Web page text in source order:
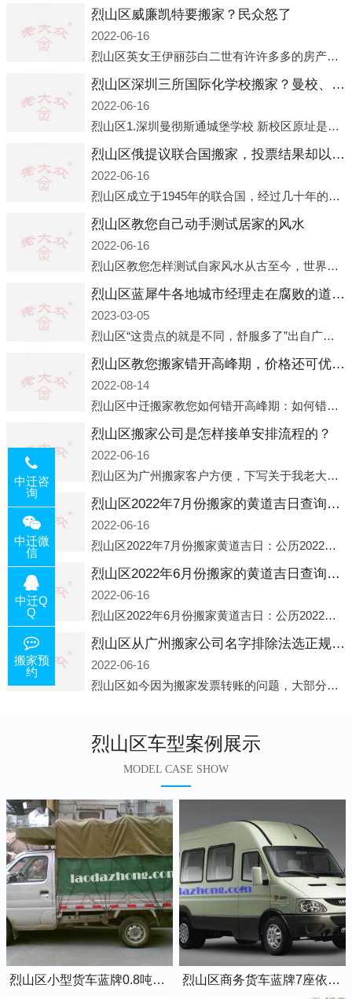
烈山区威廉凯特要搬家？民众怒了
2022-06-16
烈山区英女王伊丽莎白二世有许许多多的房产，遍布英国各地。而作为英女王的亲孙子、未来的英国国王，威廉王子自然也能享受到女王的房产。目前，威廉凯特以及三个孩子有两个经常居住的地点，一处是位于伦敦的肯辛顿宫，一处
烈山区深圳三所国际化学校搬家？曼校、QSI、南山中英文搬走了
2022-06-16
烈山区1.深圳曼彻斯通城堡学校 新校区原址是蛇口国际据悉，此次曼彻斯通城堡学校搬迁到蛇口新校区的开办与蛇口外籍人员子女学校（蛇口国际）有很大的关联。2021年，太子湾实验部就宣布在2022年正式并入蛇口外籍
烈山区俄提议联合国搬家，投票结果却以惨败收场
2022-06-16
烈山区成立于1945年的联合国，经过几十年的发展，如今拥有193个成员国。拥有如此众多会员国的联合国，可以说是世界上最具代表性的国际组织，也是世界上分量最重、有着较高话语权的国际组织。但以美国为首的西方国家
烈山区教您自己动手测试居家的风水
2022-06-16
烈山区教您怎样测试自家风水从古至今，世界各地的人们都在研究人在乾坤中的位置以及它们所形成的关系。通过探究季节转换、星象变化，并且在所观测到的自然规律的指导下，人们开始认识到居住在不同住宅中的人，其一生中的财
烈山区蓝犀牛各地城市经理走在腐败的道路上
2023-03-05
烈山区“这贵点的就是不同，舒服多了”出自广州运营邓经理的口中。2023年开年刚出来，三个司机（加盟蓝犀牛的个人队伍）便请广州经理去佛山娱乐场所大消费了一次，据知悉一晚消费达一万多，由三人平摊费用，燃鹅这样的
烈山区教您搬家错开高峰期，价格还可优惠！
2022-08-14
烈山区中迁搬家教您如何错开高峰期：如何错开高峰期搬家，中迁搬家做了一些电话数据统计和分析，发现市民中午2点左右访问网站的人是最多的，电话咨询是早上9点左右是最多的，预约搬家周六和周日是最多的，网上QQ微
烈山区搬家公司是怎样接单安排流程的？
2022-06-16
烈山区为广州搬家客户方便，下写关于我老大众搬家公司接单的流程，九条给搬家朋友参考，了解搬家公司工序，免去搬家时的没有准备好的工作，给您及时快速的搬好家。一．电话咨询：专人接待客户电话咨询，初步了解客户搬 家
烈山区2022年7月份搬家的黄道吉日查询大全一览表哪天适合搬家好日子
2022-06-16
烈山区2022年7月份搬家黄道吉日：公历2022年7月6日 农历六月初八 星期三 冲虎(甲寅)公历2022年7月12日 农历六月十四 星期二 冲猴(庚申)公历2022年7月13日 农历六月十五 星期三 冲鸡
烈山区2022年6月份搬家的黄道吉日查询大全一览表哪天适合搬家好日子
2022-06-16
烈山区2022年6月份搬家黄道吉日：公历2022年6月1日 农历五月初三 星期三 冲兔(己卯)公历2022年6月4日 农历五月初六 星期六 冲马(壬午)公历2022年6月8日 农历五月初十 星期三 冲狗(丙
烈山区从广州搬家公司名字排除法选正规公司
2022-06-16
烈山区如今因为搬家发票转账的问题，大部分搬家公司都已经注册了营业执照，早5年前基本上所谓的搬家公司都是无注册状态也就是无照营业，由于企业注册量大增所以各种企业信息展示平台如雨后春笋般遍地开花，如：天眼查，企
烈山区车型案例展示
MODEL CASE SHOW
烈山区小型货车蓝牌0.8吨小卡车 烈山区商务货车蓝牌7座依维柯全顺车
中迁咨
询
中迁微
信
中迁Q
Q
搬家预
约